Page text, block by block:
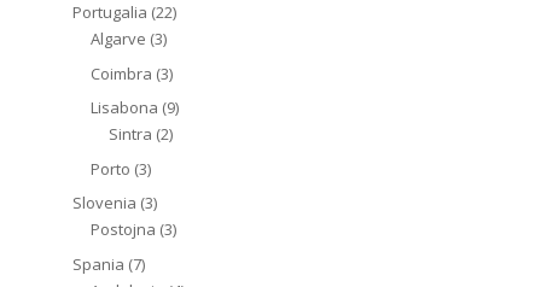
Portugalia (22)
Algarve (3)
Coimbra (3)
Lisabona (9)
Sintra (2)
Porto (3)
Slovenia (3)
Postojna (3)
Spania (7)